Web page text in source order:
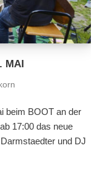
MAI
beim BOOT an der
17:00 das neue
und DJ